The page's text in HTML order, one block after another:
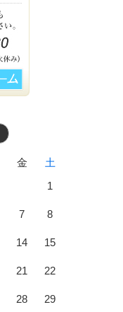
金
土
1
7 8
14 15
21 22
28 29